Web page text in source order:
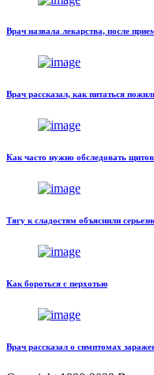
Врач назвала лекарства, после
Врач рассказал, как питаться
Как часто нужно обследовать
Тягу к сладостям объяснили
Как бороться с перхотью
Врач рассказал о симптомах